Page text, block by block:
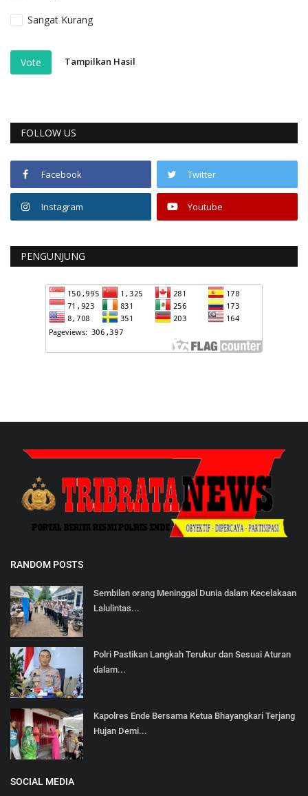
Sangat Kurang
Vote Tampilkan Hasil
FOLLOW US
Facebook Twitter
Instagram Youtube
PENGUNJUNG
RANDOM POSTS
Sembilan orang Meninggal Dunia dalam Kecelakaan
Lalulintas...
Polri Pastikan Langkah Terukur dan Sesuai Aturan
dalam...
Kapolres Ende Bersama Ketua Bhayangkari Terjang
Hujan Demi...
SOCIAL MEDIA